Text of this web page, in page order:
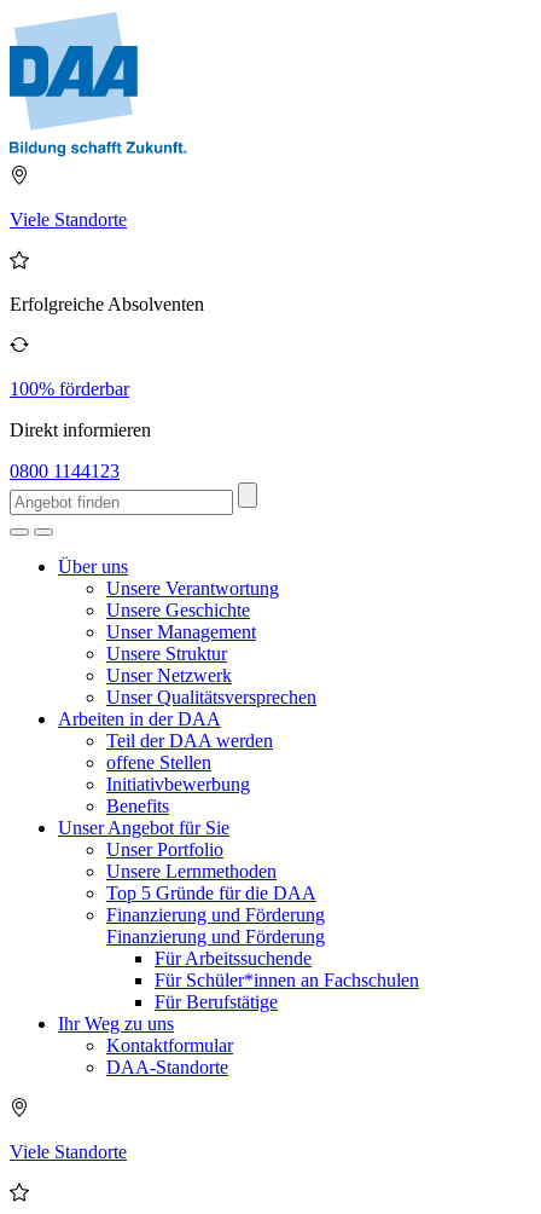
Viele Standorte
Erfolgreiche Absolventen
100% förderbar
Direkt informieren
0800 1144123
Über uns
Unsere Verantwortung
Unsere Geschichte
Unser Management
Unsere Struktur
Unser Netzwerk
Unser Qualitätsversprechen
Arbeiten in der DAA
Teil der DAA werden
offene Stellen
Initiativbewerbung
Benefits
Unser Angebot für Sie
Unser Portfolio
Unsere Lernmethoden
Top 5 Gründe für die DAA
Finanzierung und Förderung
Finanzierung und Förderung
Für Arbeitssuchende
Für Schüler*innen an Fachschulen
Für Berufstätige
Ihr Weg zu uns
Kontaktformular
DAA-Standorte
Viele Standorte